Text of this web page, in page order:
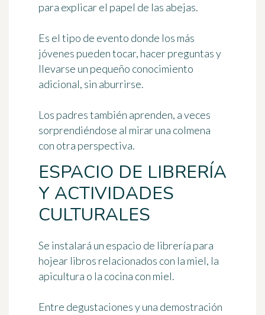
para explicar el papel de las abejas.
Es el tipo de evento donde los más
jóvenes pueden tocar, hacer preguntas y
llevarse un pequeño conocimiento
adicional, sin aburrirse.
Los padres también aprenden, a veces
sorprendiéndose al mirar una colmena
con otra perspectiva.
ESPACIO DE LIBRERÍA
Y ACTIVIDADES
CULTURALES
Se instalará un espacio de librería para
hojear libros relacionados con la miel, la
apicultura o la cocina con miel.
Entre degustaciones y una demostración